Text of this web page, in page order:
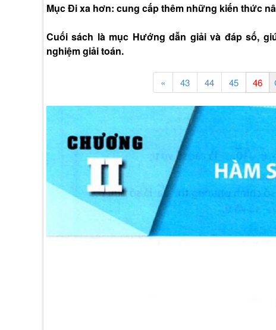
Mục Đi xa hơn: cung cấp thêm những kiến thức
Cuối sách là mục Hướng dẫn giải và đáp số,
nghiệm giải toán.
« 43 44 45